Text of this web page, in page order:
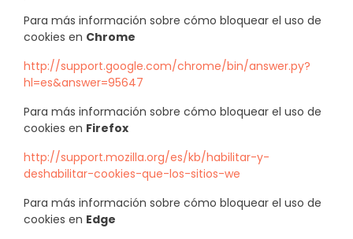
Para más información sobre cómo bloquear el uso de
cookies en Chrome
http://support.google.com/chrome/bin/answer.py?
hl=es&answer=95647
Para más información sobre cómo bloquear el uso de
cookies en Firefox
http://support.mozilla.org/es/kb/habilitar-y-
deshabilitar-cookies-que-los-sitios-we
Para más información sobre cómo bloquear el uso de
cookies en Edge